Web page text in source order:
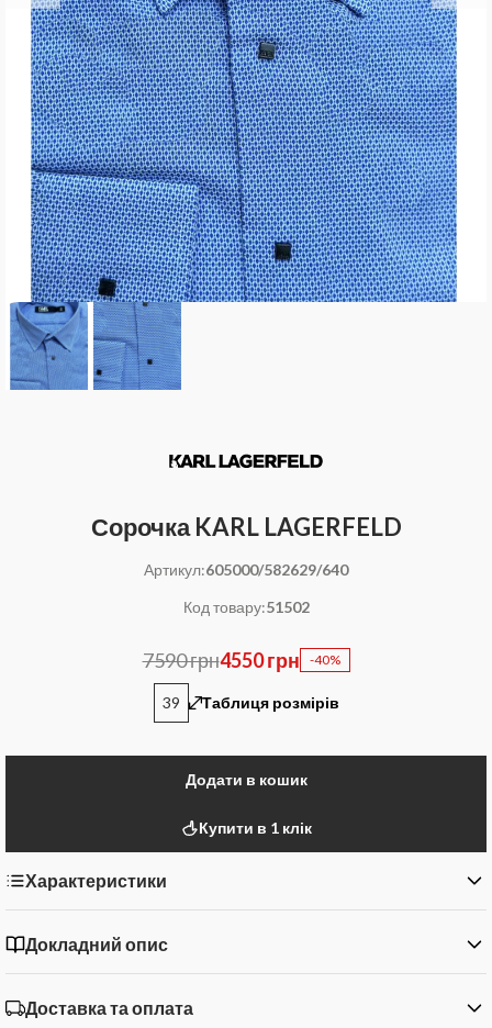
Сорочка KARL LAGERFELD
Артикул:605000/582629/640
Код товару:51502
7590 грн4550 грн -40%
39 Таблиця розмірів
Додати в кошик
Купити в 1 клік
Характеристики
Докладний опис
Доставка та оплата